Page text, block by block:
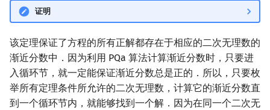
证明
该定理保证了方程的所有正解都存在于相应的二次无理数的
渐近分数中．因为利用 PQa 算法计算渐近分数时，只要进
入循环节，就一定能保证渐近分数总是正的．所以，只要枚
举所有定理条件所允许的二次无理数，计算它的渐近分数直
到一个循环节内，就能够找到一个解．因为在同一个二次无